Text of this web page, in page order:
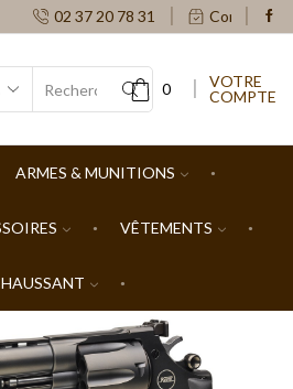
02 37 20 78 31 Contacts
SEARCH
0
VOTRE
COMPTE
ARMES & MUNITIONS
VÊTEMENTS